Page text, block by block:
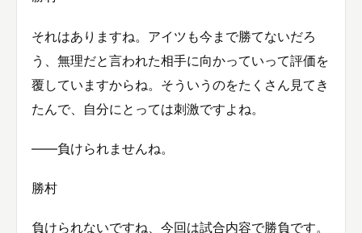
それはありますね。アイツも今まで勝てないだろ
う、無理だと言われた相手に向かっていって評価を
覆していますからね。そういうのをたくさん見てき
たんで、自分にとっては刺激ですよね。
——負けられませんね。
勝村
負けられないですね、今回は試合内容で勝負です。